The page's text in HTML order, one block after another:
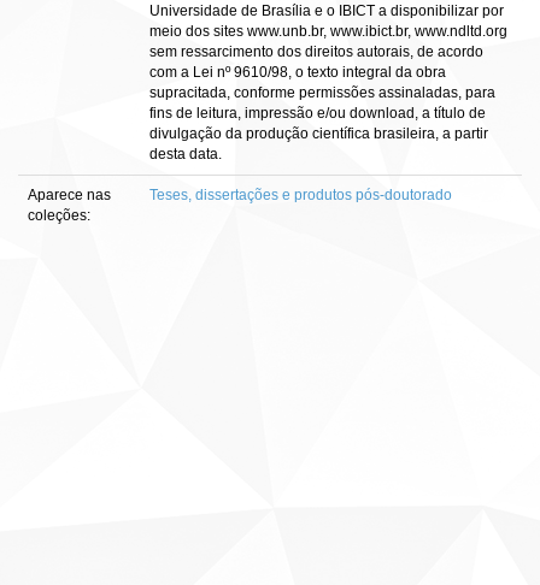
Universidade de Brasília e o IBICT a disponibilizar por
meio dos sites www.unb.br, www.ibict.br, www.ndltd.org
sem ressarcimento dos direitos autorais, de acordo
com a Lei nº 9610/98, o texto integral da obra
supracitada, conforme permissões assinaladas, para
fins de leitura, impressão e/ou download, a título de
divulgação da produção científica brasileira, a partir
desta data.
Aparece nas
coleções:
Teses, dissertações e produtos pós-doutorado